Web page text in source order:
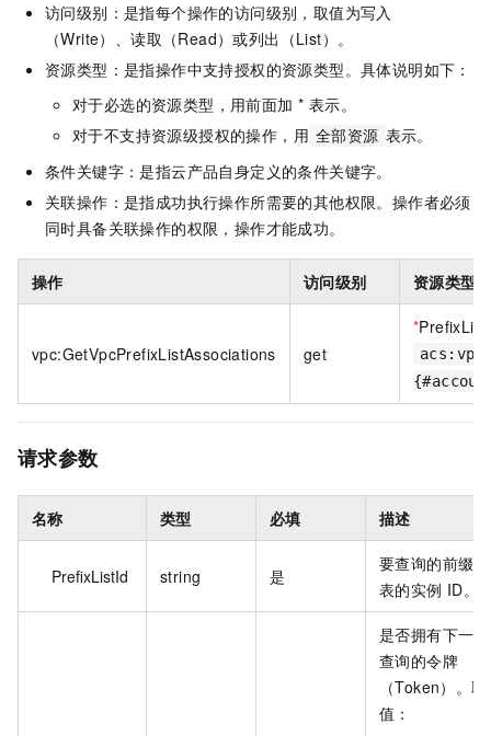
访问级别：是指每个操作的访问级别，取值为写入
（Write）、读取（Read）或列出（List）。
资源类型：是指操作中支持授权的资源类型。具体说明如下：
对于必选的资源类型，用前面加 * 表示。
对于不支持资源级授权的操作，用 全部资源 表示。
条件关键字：是指云产品自身定义的条件关键字。
关联操作：是指成功执行操作所需要的其他权限。操作者必须
同时具备关联操作的权限，操作才能成功。
操作 访问级别 资源类型
vpc:GetVpcPrefixListAssociations get
*PrefixList
请求参数
名称 类型 必填 描述
PrefixListId string 是
要查询的前缀列
表的实例 ID。
是否拥有下一次
查询的令牌
（Token）。取
值：